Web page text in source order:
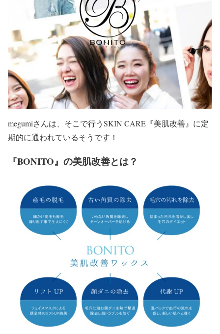
megumiさんは、そこで行うSKIN CARE 『美肌改善』 に定
期的に通われているそうです！
『BONITO』の美肌改善とは？